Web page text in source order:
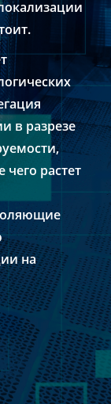
в разрезе
растет
на